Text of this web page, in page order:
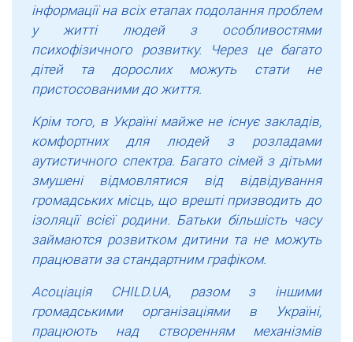
інформації на всіх етапах подолання проблем
у житті людей з особливостями
психофізичного розвитку. Через це багато
дітей та дорослих можуть стати не
пристосованими до життя.
Крім того, в Україні майже не існує закладів,
комфортних для людей з розладами
аутистичного спектра. Багато сімей з дітьми
змушені відмовлятися від відвідування
громадських місць, що врешті призводить до
ізоляції всієї родини. Батьки більшість часу
займаются розвитком дитини та не можуть
працювати за стандартним графіком.
Асоціація CHILD.UA, разом з іншими
громадськими організаціями в Україні,
працюють над створенням механізмів